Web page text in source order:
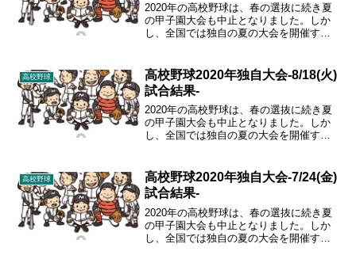
2020年の高校野球は、春の選抜に続き夏
の甲子園大会も中止となりました。しか
し、全国では独自の夏の大会を開催する
高校野球
高校野球2020年独自大会-8/18(火)
試合結果-
2020年の高校野球は、春の選抜に続き夏
の甲子園大会も中止となりました。しか
し、全国では独自の夏の大会を開催する
高校野球
高校野球2020年独自大会-7/24(金)
試合結果-
2020年の高校野球は、春の選抜に続き夏
の甲子園大会も中止となりました。しか
し、全国では独自の夏の大会を開催する